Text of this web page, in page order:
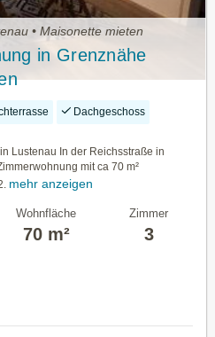
• Maisonette mieten
in Grenznähe
Dachgeschoss
Lustenau In der Reichsstraße in
mit ca 70 m²
mehr anzeigen
Wohnfläche
70 m²
Zimmer
3